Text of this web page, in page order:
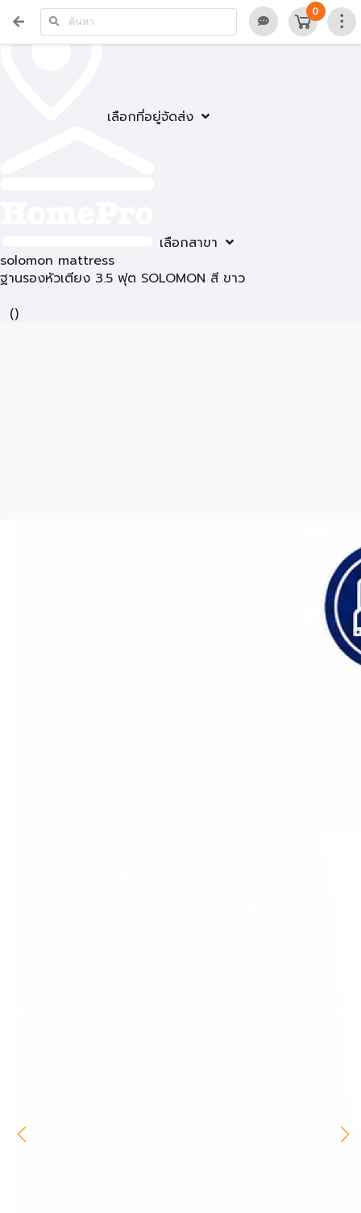
เลือกที่อยู่จัดส่ง
เลือกสาขา
0
solomon mattress
ฐานรองหัวเตียง 3.5 ฟุต SOLOMON สี ขาว
()